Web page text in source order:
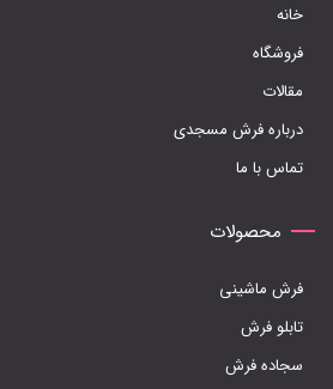
انتخاب
خانه
فروشگاه
مقالات
درباره فرش مسجدی
تماس با ما
محصولات
فرش ماشینی
تابلو فرش
سجاده فرش